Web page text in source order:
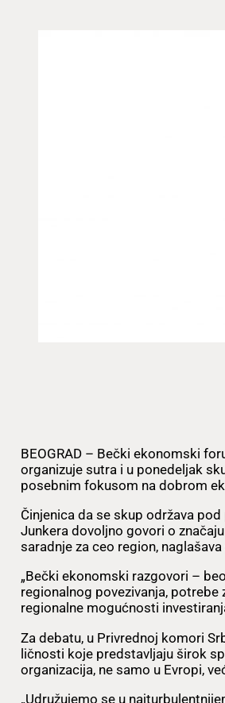
BEOGRAD – Bečki ekonomski
organizuje sutra i u ponedeljak
posebnim fokusom na dobrom
Činjenica da se skup održava
Junkera dovoljno govori o
saradnje za ceo region,
„Bečki ekonomski razgovori –
regionalnog povezivanja,
regionalne mogućnosti
Za debatu, u Privrednoj komori
ličnosti koje predstavljaju širok
organizacija, ne samo u Evropi,
„Udružujemo se u